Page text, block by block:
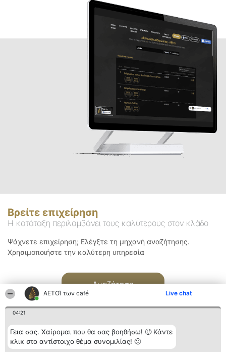
ΑΕΤΟΊ των café Live chat
04:21
Γεια σας. Χαίρομαι που θα σας βοηθήσω! 🙂 Κάντε
κλικ στο αντίστοιχο θέμα συνομιλίας! 🙂
Βρείτε επιχείρηση
Η κατάταξη περιλαμβάνει τους καλύτερους στον κλάδο
Ψάχνετε επιχείρηση; Ελέγξτε τη μηχανή αναζήτησης.
Χρησιμοποιήστε την καλύτερη υπηρεσία
Αναζήτηση